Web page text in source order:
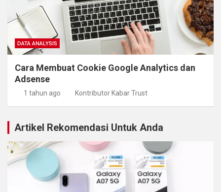
DATA ANALYSIS
Cara Membuat Cookie Google Analytics dan
Adsense
1 tahun ago Kontributor Kabar Trust
Artikel Rekomendasi Untuk Anda